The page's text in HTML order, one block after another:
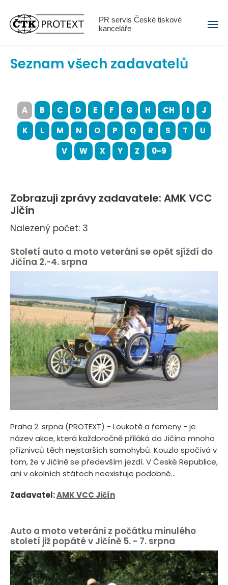
PR servis České tiskové
kanceláře
Menu
Seznam všech zadavatelů
A B C D E F G H CH I
J
K
L M N O P Q R S T
U
V
W X Y Z 0-9
Zobrazuji zprávy zadavatele: AMK VCC
Jičín
Nalezený počet: 3
Století auto a moto veteráni se opět sjíždí do
Jičína 2.-4. srpna
Praha 2. srpna (PROTEXT) - Loukotě a řemeny - je
název akce, která každoročně přiláká do Jičína mnoho
příznivců těch nejstarších samohybů. Kouzlo spočívá v
tom, že v Jičíně se především jezdí. V České Republice,
ani v okolních státech neexistuje podobné...
Zadavatel:AMK VCC Jičín
Auto a moto veteráni z počátku minulého
století již popáté v Jičíně 5. - 7. srpna